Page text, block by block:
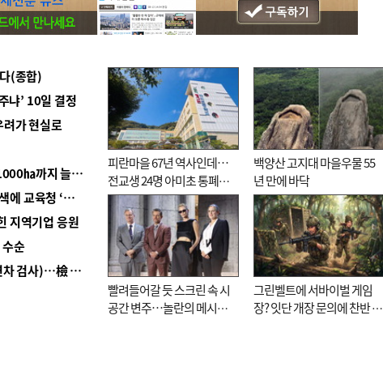
(종합)
냐’ 10일 결정
가 현실로
■ 경남 농정 비전 ‘잘 사는 농촌’…스마트팜 1000㏊까지 늘린다
■ 교육혁신선도지 공모 코앞인데…구·군 난색에 교육청 ‘쩔쩔’
지역기업 응원
순
■ 검사 신분 버리고 직급하향(10년 이하 저연차 검사)…檢 중수청행 기피
피란마을 67년 역사인데…
전교생 24명 아미초 통폐합
기로
백양산 고지대 마을우물 55
년 만에 바닥
빨려들어갈 듯 스크린 속 시
공간 변주…놀란의 메시지
그린벨트에 서바이벌 게임
장? 잇단 개장 문의에 찬반 논